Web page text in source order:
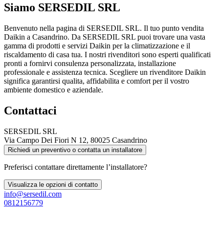
Siamo SERSEDIL SRL
Benvenuto nella pagina di SERSEDIL SRL. Il tuo punto vendita
Daikin a Casandrino. Da SERSEDIL SRL puoi trovare una vasta
gamma di prodotti e servizi Daikin per la climatizzazione e il
riscaldamento di casa tua. I nostri rivenditori sono esperti qualificati
pronti a fornirvi consulenza personalizzata, installazione
professionale e assistenza tecnica. Scegliere un rivenditore Daikin
significa garantirsi qualita, affidabilita e comfort per il vostro
ambiente domestico e aziendale.
Contattaci
SERSEDIL SRL
Via Campo Dei Fiori N 12, 80025 Casandrino
Richiedi un preventivo o contatta un installatore
Preferisci contattare direttamente l’installatore?
Visualizza le opzioni di contatto
info@sersedil.com
0812156779